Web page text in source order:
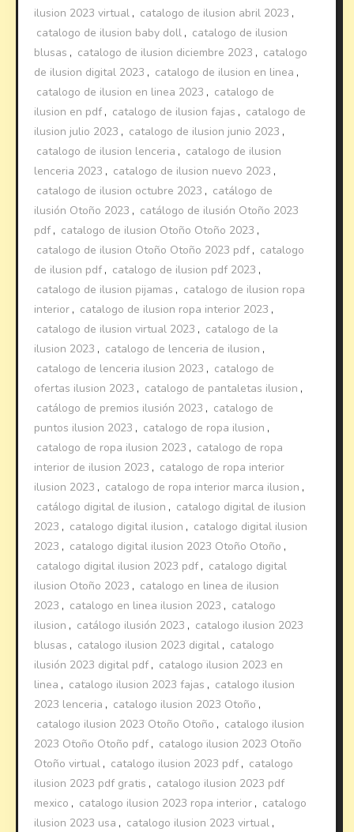
ilusion 2023 virtual , catalogo de ilusion abril 2023 ,
catalogo de ilusion baby doll , catalogo de ilusion
blusas , catalogo de ilusion diciembre 2023 , catalogo
de ilusion digital 2023 , catalogo de ilusion en linea ,
catalogo de ilusion en linea 2023 , catalogo de
ilusion en pdf , catalogo de ilusion fajas , catalogo de
ilusion julio 2023 , catalogo de ilusion junio 2023 ,
catalogo de ilusion lenceria , catalogo de ilusion
lenceria 2023 , catalogo de ilusion nuevo 2023 ,
catalogo de ilusion octubre 2023 , catálogo de
ilusión Otoño 2023 , catálogo de ilusión Otoño 2023
pdf , catalogo de ilusion Otoño Otoño 2023 ,
catalogo de ilusion Otoño Otoño 2023 pdf , catalogo
de ilusion pdf , catalogo de ilusion pdf 2023 ,
catalogo de ilusion pijamas , catalogo de ilusion ropa
interior , catalogo de ilusion ropa interior 2023 ,
catalogo de ilusion virtual 2023 , catalogo de la
ilusion 2023 , catalogo de lenceria de ilusion ,
catalogo de lenceria ilusion 2023 , catalogo de
ofertas ilusion 2023 , catalogo de pantaletas ilusion ,
catálogo de premios ilusión 2023 , catalogo de
puntos ilusion 2023 , catalogo de ropa ilusion ,
catalogo de ropa ilusion 2023 , catalogo de ropa
interior de ilusion 2023 , catalogo de ropa interior
ilusion 2023 , catalogo de ropa interior marca ilusion ,
catálogo digital de ilusion , catalogo digital de ilusion
2023 , catalogo digital ilusion , catalogo digital ilusion
2023 , catalogo digital ilusion 2023 Otoño Otoño ,
catalogo digital ilusion 2023 pdf , catalogo digital
ilusion Otoño 2023 , catalogo en linea de ilusion
2023 , catalogo en linea ilusion 2023 , catalogo
ilusion , catálogo ilusión 2023 , catalogo ilusion 2023
blusas , catalogo ilusion 2023 digital , catalogo
ilusión 2023 digital pdf , catalogo ilusion 2023 en
linea , catalogo ilusion 2023 fajas , catalogo ilusion
2023 lenceria , catalogo ilusion 2023 Otoño ,
catalogo ilusion 2023 Otoño Otoño , catalogo ilusion
2023 Otoño Otoño pdf , catalogo ilusion 2023 Otoño
Otoño virtual , catalogo ilusion 2023 pdf , catalogo
ilusion 2023 pdf gratis , catalogo ilusion 2023 pdf
mexico , catalogo ilusion 2023 ropa interior , catalogo
ilusion 2023 usa , catalogo ilusion 2023 virtual ,